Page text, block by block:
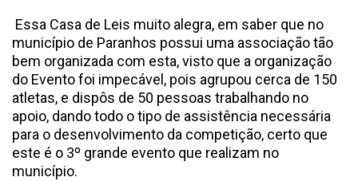
Essa Casa de Leis muito alegra, em saber que no
município de Paranhos possui uma associação tão
bem organizada com esta, visto que a organização
do Evento foi impecável, pois agrupou cerca de 150
atletas, e dispôs de 50 pessoas trabalhando no
apoio, dando todo o tipo de assistência necessária
para o desenvolvimento da competição, certo que
este é o 3º grande evento que realizam no
município.